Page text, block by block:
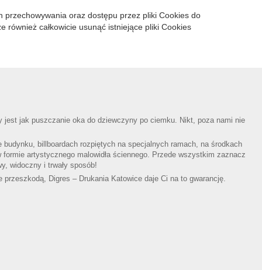
oraz dostępu przez pliki Cookies do
również całkowicie usunąć istniejące pliki Cookies
jest jak puszczanie oka do dziewczyny po ciemku. Nikt, poza nami nie
budynku, billboardach rozpiętych na specjalnych ramach, na środkach
artystycznego malowidła ściennego. Przede wszystkim zaznacz
widoczny i trwały sposób!
Digres – Drukania Katowice daje Ci na to gwarancję.